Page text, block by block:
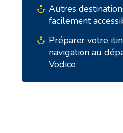
Autres
facilement
Préparer votre
navigation au
Vodice
Sud
Primošten
Rogoznica
Seget - Marina
Bases
Marina
D-Marin